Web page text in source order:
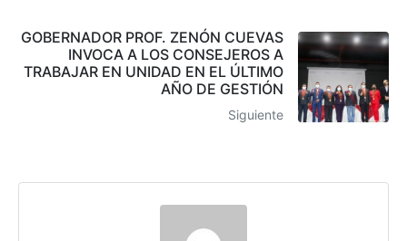
GOBERNADOR PROF. ZENÓN CUEVAS
INVOCA A LOS CONSEJEROS A
TRABAJAR EN UNIDAD EN EL ÚLTIMO
AÑO DE GESTIÓN
Siguiente